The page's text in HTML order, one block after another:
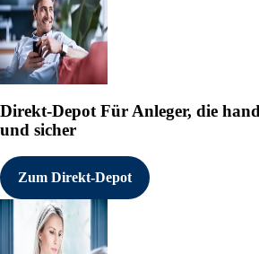
Direkt-Depot Für Anleger, die
und sicher
Zum Direkt-Depot